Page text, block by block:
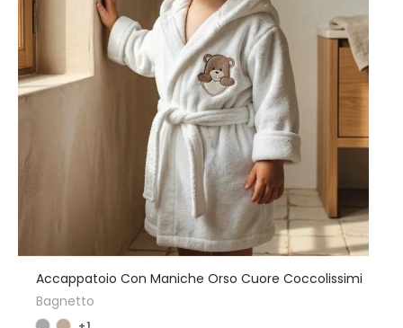
Accappatoio Con Maniche Orso Cuore Coccolissimi
Bagnetto